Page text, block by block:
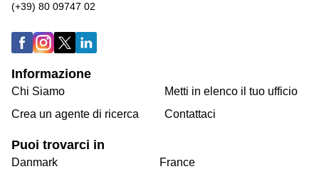
(+39) 80 09747 02
Informazione
Chi Siamo
Crea un agente di ricerca
Metti in elenco il tuo ufficio
Contattaci
Puoi trovarci in
Danmark
France